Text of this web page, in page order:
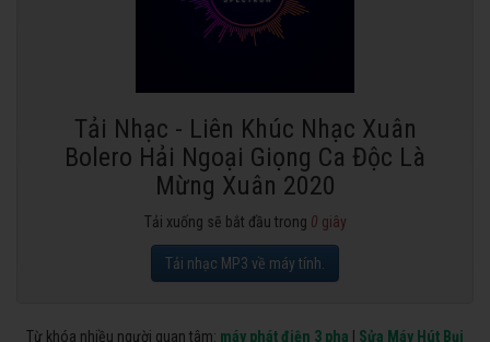
Tải Nhạc - Liên Khúc Nhạc Xuân
Bolero Hải Ngoại Giọng Ca Độc Là
Mừng Xuân 2020
Tải xuống sẽ bắt đầu trong 0 giây
Tải nhạc MP3 về máy tính.
Từ khóa nhiều người quan tâm: máy phát điện 3 pha
Sửa Máy Hút Bụi